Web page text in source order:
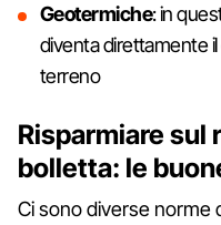
Geotermiche: in
diventa direttamente il
terreno
Risparmiare sul
bolletta: le
Ci sono diverse norme